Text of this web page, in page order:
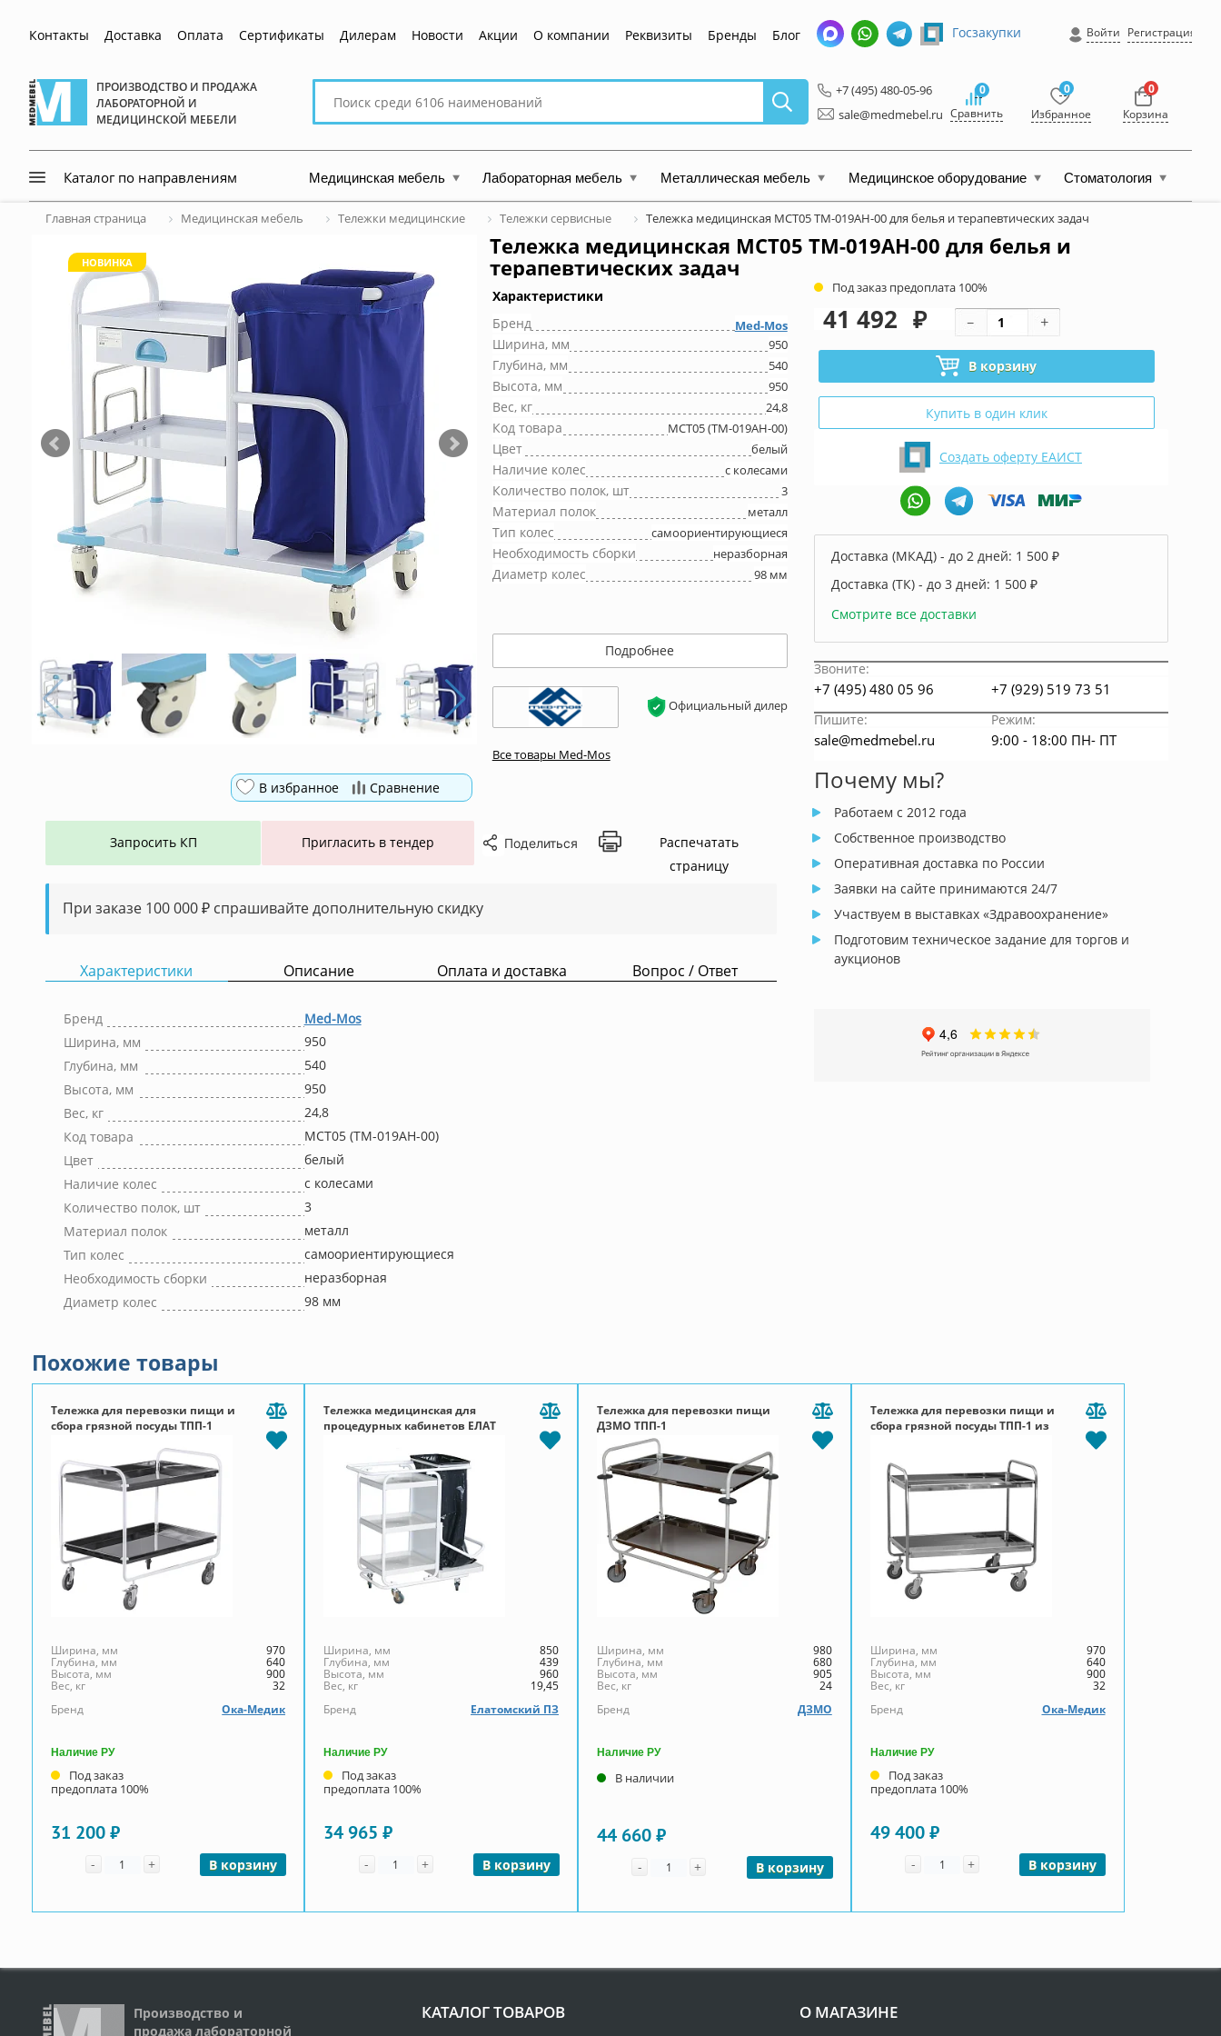
Контакты Доставка Оплата Сертификаты Дилерам Новости Акции О компании Реквизиты Бренды Блог
ПРОИЗВОДСТВО И ПРОДАЖА
ЛАБОРАТОРНОЙ И
МЕДИЦИНСКОЙ МЕБЕЛИ
Поиск
сайту
Госзакупки Войти Регистрация
+7 (495) 480-05-96
sale@medmebel.ru
0
Сравнить
0
Избранное
0
Корзина
Каталог по направлениям Медицинская мебель Лабораторная мебель Металлическая мебель Медицинское оборудование Стоматология
Главная страница Медицинская мебель Тележки медицинские Тележки сервисные Тележка медицинская МСТ05 TM-019AH-00 для белья и терапевтических задач
Тележка медицинская МСТ05 TM-019AH-00 для белья и
терапевтических задач
НОВИНКА
В избранное Сравнение
Характеристики
Бренд
Med-Mos
Ширина, мм 950
Глубина, мм 540
Высота, мм 950
Вес, кг 24,8
Код товара MCT05 (ТМ-019АН-00)
Цвет белый
Наличие колес с колесами
Количество полок, шт 3
Материал полок металл
Тип колес самоориентирующиеся
Необходимость сборки неразборная
Диаметр колес 98 мм
Подробнее
Официальный дилер
Все товары Med-Mos
Запросить КП Пригласить в тендер Поделиться
Распечатать
страницу
При заказе 100 000 ₽ спрашивайте дополнительную скидку
Характеристики Описание Оплата и доставка Вопрос / Ответ
Бренд
Med-Mos
Ширина, мм
950
Глубина, мм
540
Высота, мм
950
Вес, кг
24,8
Код товара
MCT05 (ТМ-019АН-00)
Цвет
белый
Наличие колес
с колесами
Количество полок, шт
3
Материал полок
металл
Тип колес
самоориентирующиеся
Необходимость сборки
неразборная
Диаметр колес
98 мм
Под заказ предоплата 100%
41 492 ₽
В корзину
Купить в один клик
Создать оферту ЕАИСТ
Доставка (МКАД) - до 2 дней: 1 500 ₽
Доставка (ТК) - до 3 дней: 1 500 ₽
Смотрите все доставки
Звоните:
+7 (495) 480 05 96 +7 (929) 519 73 51
Пишите: Режим:
sale@medmebel.ru 9:00 - 18:00 ПН- ПТ
Почему мы?
Работаем с 2012 года
Собственное производство
Оперативная доставка по России
Заявки на сайте принимаются 24/7
Участвуем в выставках «Здравоохранение»
Подготовим техническое задание для торгов и
аукционов
Похожие товары
Тележка для перевозки пищи и
сбора грязной посуды ТПП-1
Ширина, мм 970
Глубина, мм 640
Высота, мм 900
Вес, кг
32
Бренд
Ока-Медик
Наличие РУ
Под заказ
предоплата 100%
31 200 ₽
- Количество
+ В корзину
Тележка медицинская для
процедурных кабинетов ЕЛАТ
Ширина, мм 850
Глубина, мм 439
Высота, мм 960
Вес, кг
19,45
Бренд
Елатомский ПЗ
Наличие РУ
Под заказ
предоплата 100%
34 965 ₽
- Количество
+ В корзину
Тележка для перевозки пищи
ДЗМО ТПП-1
Ширина, мм 980
Глубина, мм 680
Высота, мм 905
Вес, кг
24
Бренд
ДЗМО
Наличие РУ
В наличии
44 660 ₽
- Количество
+ В корзину
Тележка для перевозки пищи и
сбора грязной посуды ТПП-1 из
Ширина, мм 970
Глубина, мм 640
Высота, мм 900
Вес, кг
32
Бренд
Ока-Медик
Наличие РУ
Под заказ
предоплата 100%
49 400 ₽
- Количество
+ В корзину
Производство и
продажа лабораторной
КАТАЛОГ ТОВАРОВ О МАГАЗИНЕ